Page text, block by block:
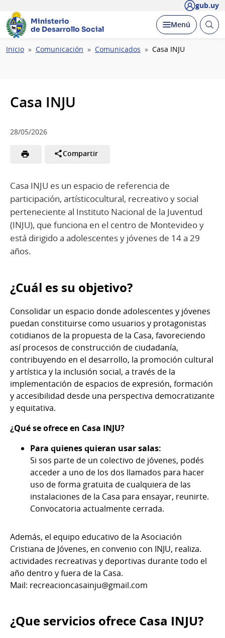
gub.uy
Ministerio
de Desarrollo Social
Desplegar
Menú Abrir
Ruta
Inicio Comunicación Comunicados Casa INJU
Casa INJU
28/05/2026
Compartir
Casa INJU es un espacio de referencia de
participación, artísticocultural, recreativo y social
perteneciente al Instituto Nacional de la Juventud
(INJU), que funciona en el centro de Montevideo y
está dirigido a adolescentes y jóvenes de 14 a 29
años.
¿Cuál es su objetivo?
Consolidar un espacio donde adolescentes y jóvenes
puedan constituirse como usuarios y protagonistas
cotidianos de la propuesta de la Casa, favoreciendo
así procesos de construcción de ciudadanía,
contribuyendo en el desarrollo, la promoción cultural
y artística y la inclusión social, a través de la
implementación de espacios de expresión, formación
y accesibilidad desde una perspectiva democratizante
y equitativa.
¿Qué se ofrece en Casa INJU?
Para quienes quieran usar salas:
Si sos parte de un colectivo de jóvenes, podés
acceder a uno de los dos llamados para hacer
uso de forma gratuita de cualquiera de las
instalaciones de la Casa para ensayar, reunirte.
Convocatoria actualmente cerrada.
Además, el equipo educativo de la Asociación
Cristiana de Jóvenes, en convenio con INJU, realiza.
actividades recreativas y deportivas durante todo el
año dentro y fuera de la Casa.
Mail: recreacioncasainju@gmail.com
¿Que servicios ofrece Casa INJU?